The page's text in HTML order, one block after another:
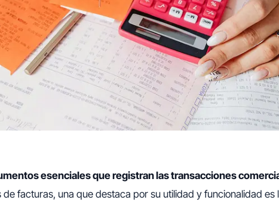
esenciales que registran las transacciones
de facturas, una que destaca por su utilidad y funcionalidad es